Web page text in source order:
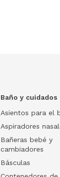
Baño y cuidados
Asientos para el
Aspiradores
Bañeras bebé y
cambiadores
Básculas